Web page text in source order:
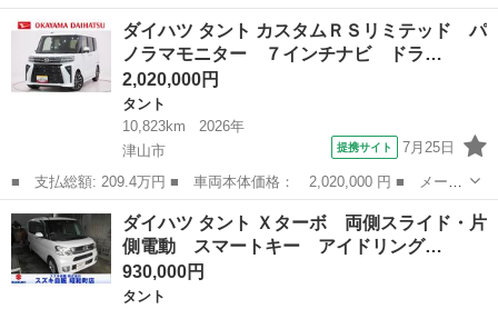
ー名： ダイハツ ■ 車種名： タント ■ グレード名： カスタム
Ｘ パノラマモニター ７インチナビ ドライブレコーダー 両側パ
ワースラ...
岡山 津山市 タント
ダイハツ タント カスタムＲＳリミテッド パ
ノラマモニター ７インチナビ ドラ…
2,020,000円
タント
10,823km
2026年
津山市
提携サイト 7月25日
■ 支払総額: 209.4万円 ■ 車両本体価格： 2,020,000 円 ■ メーカ
ー名： ダイハツ ■ 車種名： タント ■ グレード名： カスタム
ＲＳリミテッド パノラマモニター ７インチナビ ドライブレコー
ダー 両...
岡山 津山市 タント
ダイハツ タント Ｘターボ 両側スライド・片
側電動 スマートキー アイドリング…
930,000円
タント